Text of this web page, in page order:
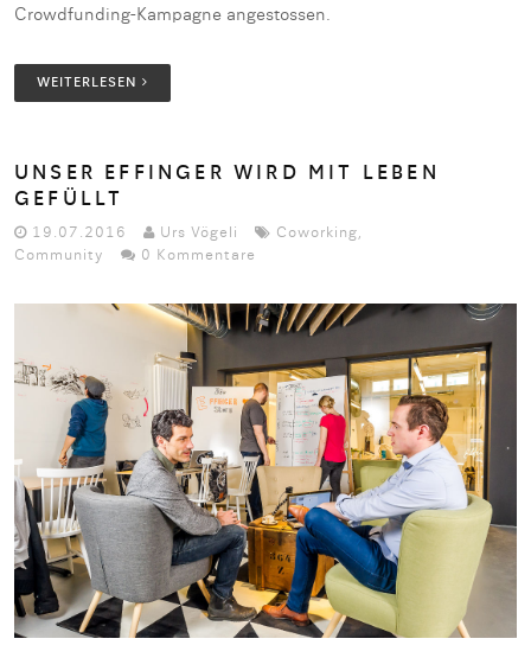
Crowdfunding-Kampagne angestossen.
WEITERLESEN
UNSER EFFINGER WIRD MIT LEBEN
GEFÜLLT
19.07.2016 Urs Vögeli Coworking,
Community
0 Kommentare